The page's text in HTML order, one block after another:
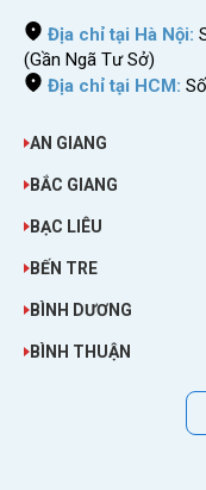
Địa chỉ tại Hà Nội:
(Gần Ngã Tư Sở)
Địa chỉ tại HCM:
AN GIANG
BẮC GIANG
BẠC LIÊU
BẾN TRE
BÌNH DƯƠNG
BÌNH THUẬN